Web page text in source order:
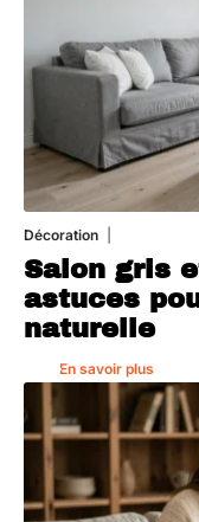
Décoration
Salon gris
astuces
naturelle
En savoir plus